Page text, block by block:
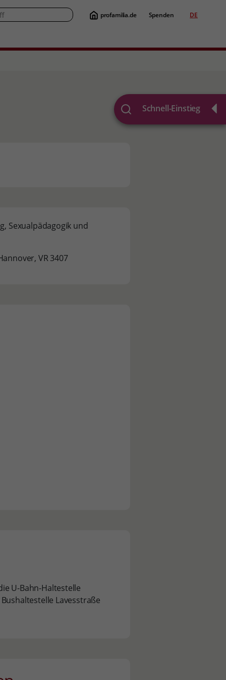
profamilia.de Spenden DE
Schnell-Einstieg
Sexualpädagogik und
VR 3407
U-Bahn-Haltestelle
Lavesstraße